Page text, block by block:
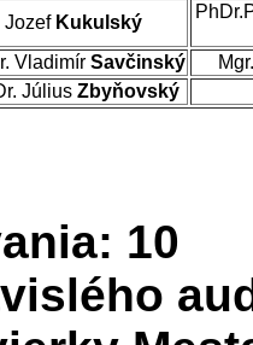
Jozef Kukulský
Vladimír Savčinský
Július Zbyňovský
10